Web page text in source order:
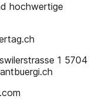
hochwertige
1 5704